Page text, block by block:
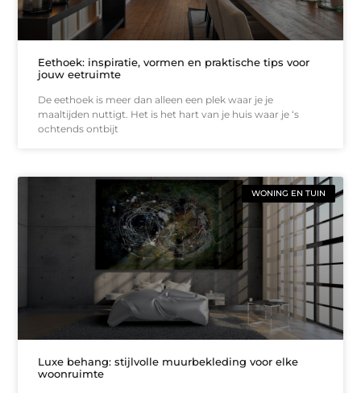
Eethoek: inspiratie, vormen en praktische tips voor
jouw eetruimte
De eethoek is meer dan alleen een plek waar je je
maaltijden nuttigt. Het is het hart van je huis waar je ‘s
ochtends ontbijt
WONING EN TUIN
Luxe behang: stijlvolle muurbekleding voor elke
woonruimte